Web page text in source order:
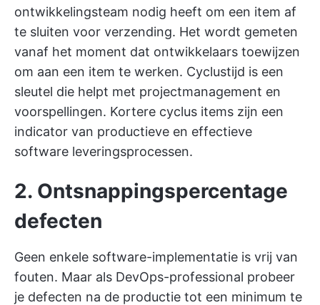
ontwikkelingsteam nodig heeft om een item af
te sluiten voor verzending. Het wordt gemeten
vanaf het moment dat ontwikkelaars toewijzen
om aan een item te werken. Cyclustijd is een
sleutel die helpt met projectmanagement en
voorspellingen. Kortere cyclus items zijn een
indicator van productieve en effectieve
software leveringsprocessen.
2. Ontsnappingspercentage
defecten
Geen enkele software-implementatie is vrij van
fouten. Maar als DevOps-professional probeer
je defecten na de productie tot een minimum te